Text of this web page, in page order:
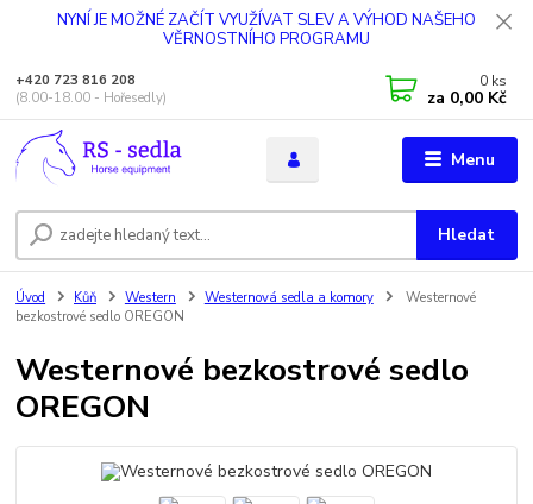
NYNÍ JE MOŽNÉ ZAČÍT VYUŽÍVAT SLEV A VÝHOD NAŠEHO
VĚRNOSTNÍHO PROGRAMU
Menu
Hledat
+420 723 816 208
(8.00-18.00 - Hořesedly)
0 ks
za 0,00 Kč
Úvod Kůň Western Westernová sedla a komory
Westernové
bezkostrové sedlo OREGON
Westernové bezkostrové sedlo
OREGON